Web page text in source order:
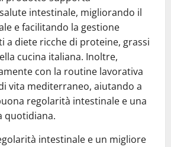
intestinale, migliorando il
e facilitando la gestione
a diete ricche di proteine, grassi
cucina italiana. Inoltre,
con la routine lavorativa
vita mediterraneo, aiutando a
regolarità intestinale e una
quotidiana.
intestinale e un migliore